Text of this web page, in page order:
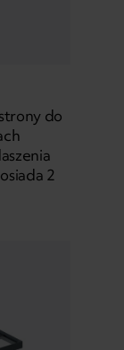
do
2